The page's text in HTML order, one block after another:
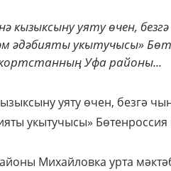
кызыксыну уяту өчен,
укытучысы»
Уфа районы...
уяту өчен, безгә
укытучысы»
Михайловка урта